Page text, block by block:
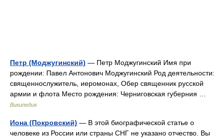
Петр (Моджугинский) — Петр Моджугинский Имя при
рождении: Павел Антонович Моджугинский Род деятельности:
священнослужитель, иеромонах, Обер священник русской
армии и флота Место рождения: Черниговская губерния …
Википедия
Иона (Покровский) — В этой биографической статье о
человеке из России или страны СНГ не указано отчество. Вы